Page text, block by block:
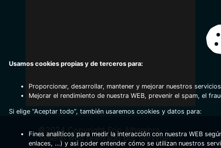
©2024 Copyright Frio Alhambra
Diseño web realizado por Servynet
Usamos cookies propias y de terceros para:
Proporcionar, desarrollar, mantener y mejorar nuestros
Mejorar el rendimiento de nuestra WEB, prevenir el spam, el
Si elige “Aceptar todo”, también usaremos cookies y datos para:
Fines analíticos para medir la interacción con nuestra WEB
enlaces, …) y asi poder entender cómo se utilizan nuestros